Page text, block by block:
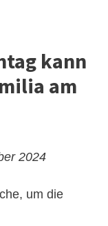
kann
am
2024
um die